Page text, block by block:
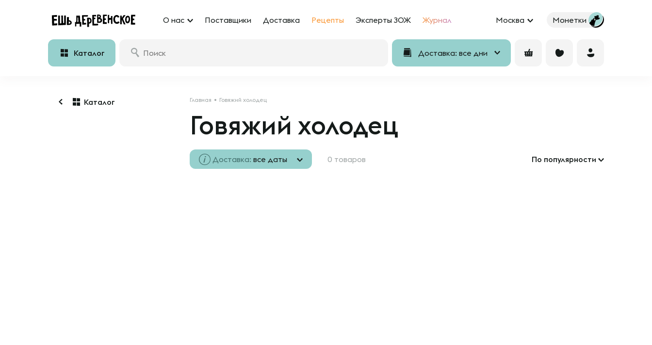
О нас Поставщики Доставка Рецепты Эксперты ЗОЖ Журнал Москва Монетки
Каталог Доставка: все дни
Каталог Главная Говяжий холодец
Говяжий холодец
Доставка: все даты 0 товаров По популярности